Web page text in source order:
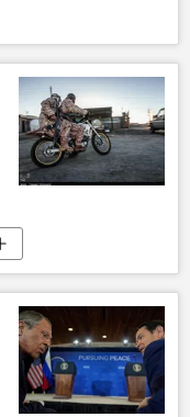
Իսլամական հեղափոխության պահապանների կորպուսը (ԻՀՊԿ)